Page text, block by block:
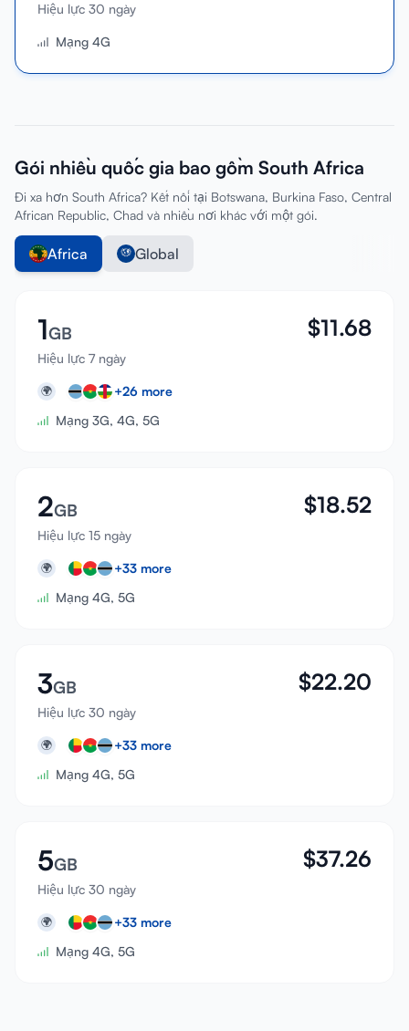
Hiệu lực 30 ngày
Mạng 4G
Gói nhiều quốc gia bao gồm South Africa
Đi xa hơn South Africa? Kết nối tại Botswana, Burkina Faso, Central
African Republic, Chad và nhiều nơi khác với một gói.
Africa Global
1GB
Hiệu lực 7 ngày
$11.68
🌍 +26 more
Mạng 3G, 4G, 5G
2GB
Hiệu lực 15 ngày
$18.52
🌍 +33 more
Mạng 4G, 5G
3GB
Hiệu lực 30 ngày
$22.20
🌍 +33 more
Mạng 4G, 5G
5GB
Hiệu lực 30 ngày
$37.26
🌍 +33 more
Mạng 4G, 5G